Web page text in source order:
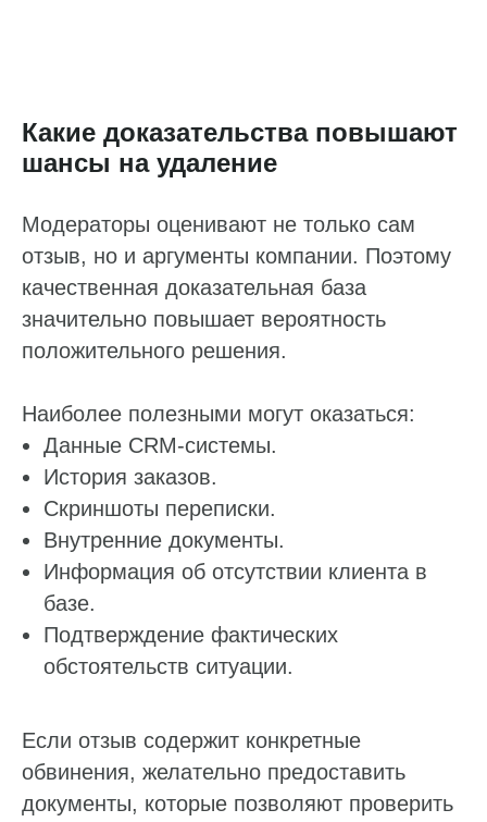
Какие доказательства повышают
шансы на удаление
Модераторы оценивают не только сам
отзыв, но и аргументы компании. Поэтому
качественная доказательная база
значительно повышает вероятность
положительного решения.
Наиболее полезными могут оказаться:
Данные CRM-системы.
История заказов.
Скриншоты переписки.
Внутренние документы.
Информация об отсутствии клиента в
базе.
Подтверждение фактических
обстоятельств ситуации.
Если отзыв содержит конкретные
обвинения, желательно предоставить
документы, которые позволяют проверить